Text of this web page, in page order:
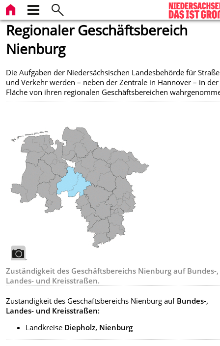
Regionaler Geschäftsbereich
Nienburg
Die Aufgaben der Niedersächsischen Landesbehörde für
und Verkehr werden – neben der Zentrale in Hannover – in der
Fläche von ihren regionalen Geschäftsbereichen
Zuständigkeit des Geschäftsbereichs Nienburg auf Bundes-,
Landes- und Kreisstraßen.
Zuständigkeit des Geschäftsbereichs Nienburg auf Bundes-,
Landes- und Kreisstraßen:
Landkreise Diepholz, Nienburg